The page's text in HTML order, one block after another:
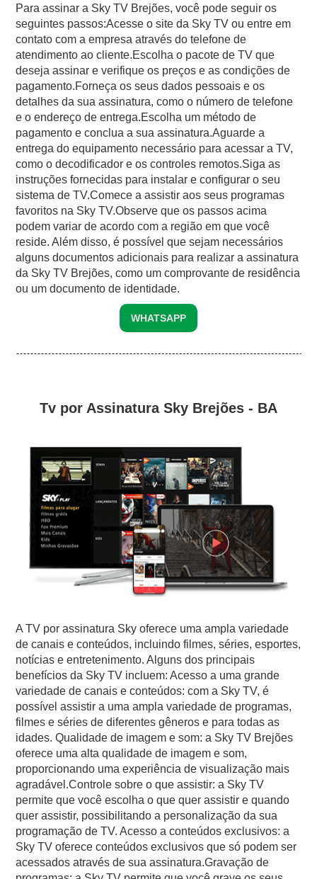
Para assinar a Sky TV Brejões, você pode seguir os
seguintes passos:Acesse o site da Sky TV ou entre em
contato com a empresa através do telefone de
atendimento ao cliente.Escolha o pacote de TV que
deseja assinar e verifique os preços e as condições de
pagamento.Forneça os seus dados pessoais e os
detalhes da sua assinatura, como o número de telefone
e o endereço de entrega.Escolha um método de
pagamento e conclua a sua assinatura.Aguarde a
entrega do equipamento necessário para acessar a TV,
como o decodificador e os controles remotos.Siga as
instruções fornecidas para instalar e configurar o seu
sistema de TV.Comece a assistir aos seus programas
favoritos na Sky TV.Observe que os passos acima
podem variar de acordo com a região em que você
reside. Além disso, é possível que sejam necessários
alguns documentos adicionais para realizar a assinatura
da Sky TV Brejões, como um comprovante de residência
ou um documento de identidade.
WHATSAPP
Tv por Assinatura Sky Brejões - BA
A TV por assinatura Sky oferece uma ampla variedade
de canais e conteúdos, incluindo filmes, séries, esportes,
notícias e entretenimento. Alguns dos principais
benefícios da Sky TV incluem: Acesso a uma grande
variedade de canais e conteúdos: com a Sky TV, é
possível assistir a uma ampla variedade de programas,
filmes e séries de diferentes gêneros e para todas as
idades. Qualidade de imagem e som: a Sky TV Brejões
oferece uma alta qualidade de imagem e som,
proporcionando uma experiência de visualização mais
agradável.Controle sobre o que assistir: a Sky TV
permite que você escolha o que quer assistir e quando
quer assistir, possibilitando a personalização da sua
programação de TV. Acesso a conteúdos exclusivos: a
Sky TV oferece conteúdos exclusivos que só podem ser
acessados através de sua assinatura.Gravação de